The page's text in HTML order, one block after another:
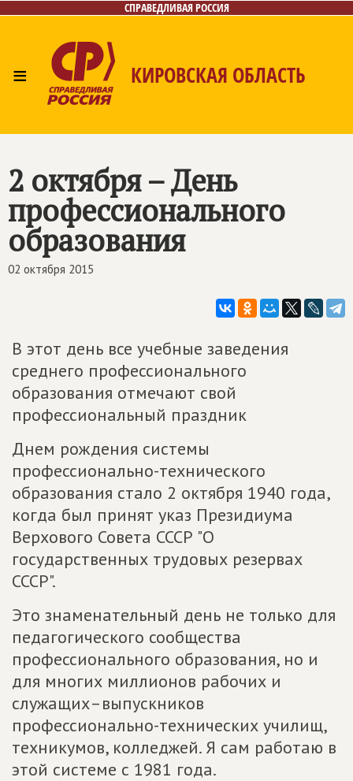
СПРАВЕДЛИВАЯ РОССИЯ
≡ КИРОВСКАЯ ОБЛАСТЬ
Контакты
2 октября – День
профессионального
образования
02 октября 2015
В этот день все учебные заведения
среднего профессионального
образования отмечают свой
профессиональный праздник
Днем рождения системы
профессионально-технического
образования стало 2 октября 1940 года,
когда был принят указ Президиума
Верхового Совета СССР "О
государственных трудовых резервах
СССР".
Это знаменательный день не только для
педагогического сообщества
профессионального образования, но и
для многих миллионов рабочих и
служащих–выпускников
профессионально-технических училищ,
техникумов, колледжей. Я сам работаю в
этой системе с 1981 года.